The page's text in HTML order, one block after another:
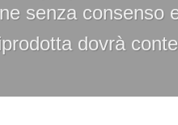
senza consenso
dovrà